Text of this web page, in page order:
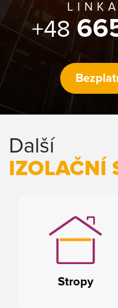
+48
Další
IZOLAČNÍ
Stropy